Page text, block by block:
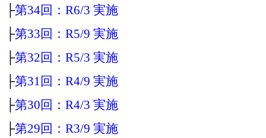
├第34回：R6/3 実施
├第33回：R5/9 実施
├第32回：R5/3 実施
├第31回：R4/9 実施
├第30回：R4/3 実施
├第29回：R3/9 実施